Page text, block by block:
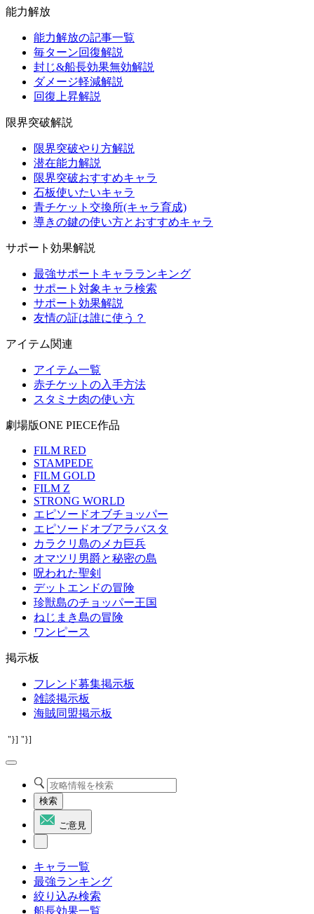
能力解放
能力解放の記事一覧
毎ターン回復解説
封じ&船長効果無効解説
ダメージ軽減解説
回復上昇解説
限界突破解説
限界突破やり方解説
潜在能力解説
限界突破おすすめキャラ
石板使いたいキャラ
青チケット交換所(キャラ育成)
導きの鍵の使い方とおすすめキャラ
サポート効果解説
最強サポートキャラランキング
サポート対象キャラ検索
サポート効果解説
友情の証は誰に使う？
アイテム関連
アイテム一覧
赤チケットの入手方法
スタミナ肉の使い方
劇場版ONE PIECE作品
FILM RED
STAMPEDE
FILM GOLD
FILM Z
STRONG WORLD
エピソードオブチョッパー
エピソードオブアラバスタ
カラクリ島のメカ巨兵
オマツリ男爵と秘密の島
呪われた聖剣
デットエンドの冒険
珍獣島のチョッパー王国
ねじまき島の冒険
ワンピース
掲示板
フレンド募集掲示板
雑談掲示板
海賊同盟掲示板
"}] "}]
検索
ご意見
キャラ一覧
最強ランキング
絞り込み検索
船長効果一覧